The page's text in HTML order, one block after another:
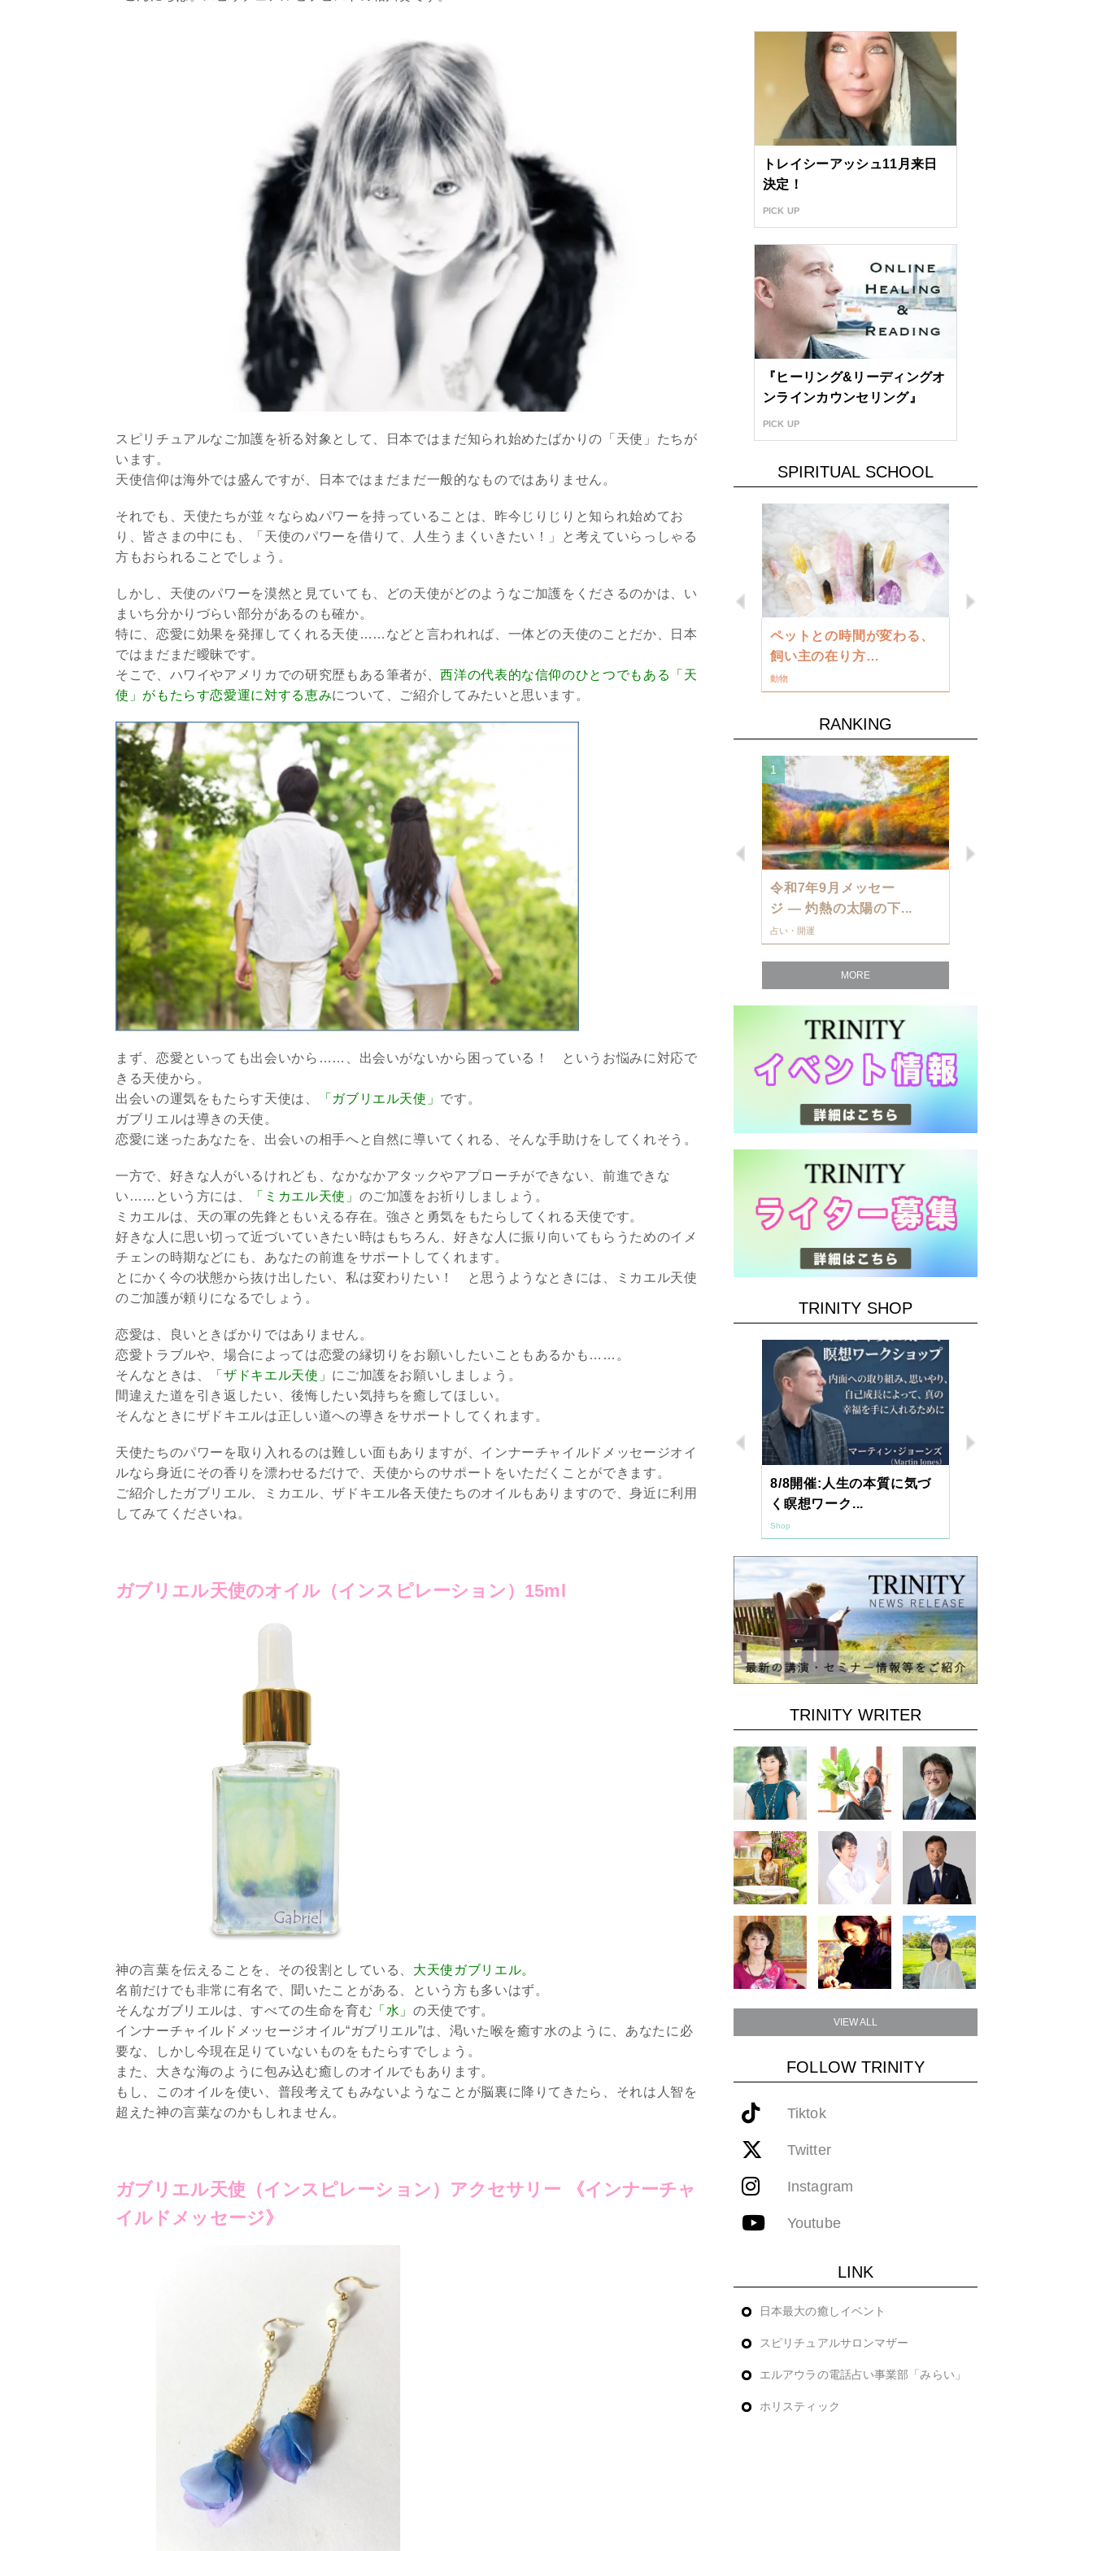
スピリチュアルなご加護を祈る対象として、日本ではまだ知られ始めたばかりの「天使」たちが
います。
天使信仰は海外では盛んですが、日本ではまだまだ一般的なものではありません。
それでも、天使たちが並々ならぬパワーを持っていることは、昨今じりじりと知られ始めてお
り、皆さまの中にも、「天使のパワーを借りて、人生うまくいきたい！」と考えていらっしゃる
方もおられることでしょう。
しかし、天使のパワーを漠然と見ていても、どの天使がどのようなご加護をくださるのかは、い
まいち分かりづらい部分があるのも確か。
特に、恋愛に効果を発揮してくれる天使……などと言われれば、一体どの天使のことだか、日本
ではまだまだ曖昧です。
そこで、ハワイやアメリカでの研究歴もある筆者が、西洋の代表的な信仰のひとつでもある「天
使」がもたらす恋愛運に対する恵みについて、ご紹介してみたいと思います。
まず、恋愛といっても出会いから……、出会いがないから困っている！ というお悩みに対応で
きる天使から。
出会いの運気をもたらす天使は、
「ガブリエル天使」 です。
ガブリエルは導きの天使。
恋愛に迷ったあなたを、出会いの相手へと自然に導いてくれる、そんな手助けをしてくれそう。
一方で、好きな人がいるけれども、なかなかアタックやアプローチができない、前進できな
い……という方には、
「ミカエル天使」 のご加護をお祈りしましょう。
ミカエルは、天の軍の先鋒ともいえる存在。強さと勇気をもたらしてくれる天使です。
好きな人に思い切って近づいていきたい時はもちろん、好きな人に振り向いてもらうためのイメ
チェンの時期などにも、あなたの前進をサポートしてくれます。
とにかく今の状態から抜け出したい、私は変わりたい！ と思うようなときには、ミカエル天使
のご加護が頼りになるでしょう。
恋愛は、良いときばかりではありません。
恋愛トラブルや、場合によっては恋愛の縁切りをお願いしたいこともあるかも……。
そんなときは、
「ザドキエル天使」 にご加護をお願いしましょう。
間違えた道を引き返したい、後悔したい気持ちを癒してほしい。
そんなときにザドキエルは正しい道への導きをサポートしてくれます。
天使たちのパワーを取り入れるのは難しい面もありますが、インナーチャイルドメッセージオイ
ルなら身近にその香りを漂わせるだけで、天使からのサポートをいただくことができます。
ご紹介したガブリエル、ミカエル、ザドキエル各天使たちのオイルもありますので、身近に利用
してみてくださいね。
ガブリエル天使のオイル（インスピレーション）15ml
神の言葉を伝えることを、その役割としている、 大天使ガブリエル。
名前だけでも非常に有名で、聞いたことがある、という方も多いはず。
そんなガブリエルは、すべての生命を育む 「水」の天使です。
インナーチャイルドメッセージオイル“ガブリエル”は、渇いた喉を癒す水のように、あなたに必
要な、しかし今現在足りていないものをもたらすでしょう。
また、大きな海のように包み込む癒しのオイルでもあります。
もし、このオイルを使い、普段考えてもみないようなことが脳裏に降りてきたら、それは人智を
超えた神の言葉なのかもしれません。
ガブリエル天使（インスピレーション）アクセサリー 《インナーチャ
イルドメッセージ》
トレイシーアッシュ11月来日
決定！
PICK UP
『ヒーリング&リーディングオ
ンラインカウンセリング』
PICK UP
SPIRITUAL SCHOOL
Previous
かす原動力～あ…
ペットとの時間が変わる、
飼い主の在り方…
動物
RANKING
Previous
究極的な覚醒に向かって
【The Secret of...
インタビュー
1
令和7年9月メッセー
ジ — 灼熱の太陽の下...
占い・開運
MORE
TRINITY SHOP
Previous
2026年9月開催! トレイシ
ーアッシュオン...
8/8開催:人生の本質に気づ
く瞑想ワーク...
Shop
TRINITY WRITER
VIEW ALL
FOLLOW TRINITY
Tiktok
Twitter
Instagram
Youtube
LINK
日本最大の癒しイベント
スピリチュアルサロンマザー
エルアウラの電話占い事業部「みらい」
ホリスティック